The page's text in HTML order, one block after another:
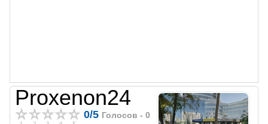
Proxenon24
0/5 Голосов - 0